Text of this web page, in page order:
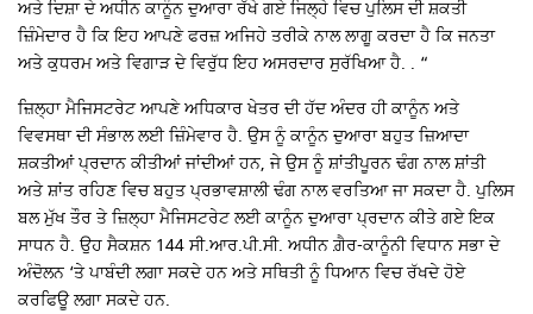
ਅਤੇ ਦਿਸ਼ਾ ਦੇ ਅਧੀਨ ਕਾਨੂੰਨ ਦੁਆਰਾ ਰੱਖੇ ਗਏ ਜਿਲ੍ਹੇ ਵਿਚ ਪੁਲਿਸ ਦੀ ਸ਼ਕਤੀ
ਜ਼ਿੰਮੇਦਾਰ ਹੈ ਕਿ ਇਹ ਆਪਣੇ ਫਰਜ਼ ਅਜਿਹੇ ਤਰੀਕੇ ਨਾਲ ਲਾਗੂ ਕਰਦਾ ਹੈ ਕਿ ਜਨਤਾ
ਅਤੇ ਕੁਧਰਮ ਅਤੇ ਵਿਗਾੜ ਦੇ ਵਿਰੁੱਧ ਇਹ ਅਸਰਦਾਰ ਸੁਰੱਖਿਆ ਹੈ. . “
ਜ਼ਿਲ੍ਹਾ ਮੈਜਿਸਟਰੇਟ ਆਪਣੇ ਅਧਿਕਾਰ ਖੇਤਰ ਦੀ ਹੱਦ ਅੰਦਰ ਹੀ ਕਾਨੂੰਨ ਅਤੇ
ਵਿਵਸਥਾ ਦੀ ਸੰਭਾਲ ਲਈ ਜ਼ਿੰਮੇਵਾਰ ਹੈ. ਉਸ ਨੂੰ ਕਾਨੂੰਨ ਦੁਆਰਾ ਬਹੁਤ ਜ਼ਿਆਦਾ
ਸ਼ਕਤੀਆਂ ਪ੍ਰਦਾਨ ਕੀਤੀਆਂ ਜਾਂਦੀਆਂ ਹਨ, ਜੇ ਉਸ ਨੂੰ ਸ਼ਾਂਤੀਪੂਰਨ ਢੰਗ ਨਾਲ ਸ਼ਾਂਤੀ
ਅਤੇ ਸ਼ਾਂਤ ਰਹਿਣ ਵਿਚ ਬਹੁਤ ਪ੍ਰਭਾਵਸ਼ਾਲੀ ਢੰਗ ਨਾਲ ਵਰਤਿਆ ਜਾ ਸਕਦਾ ਹੈ. ਪੁਲਿਸ
ਬਲ ਮੁੱਖ ਤੌਰ ਤੇ ਜ਼ਿਲ੍ਹਾ ਮੈਜਿਸਟਰੇਟ ਲਈ ਕਾਨੂੰਨ ਦੁਆਰਾ ਪ੍ਰਦਾਨ ਕੀਤੇ ਗਏ ਇਕ
ਸਾਧਨ ਹੈ. ਉਹ ਸੈਕਸ਼ਨ 144 ਸੀ.ਆਰ.ਪੀ.ਸੀ. ਅਧੀਨ ਗ਼ੈਰ-ਕਾਨੂੰਨੀ ਵਿਧਾਨ ਸਭਾ ਦੇ
ਅੰਦੋਲਨ ‘ਤੇ ਪਾਬੰਦੀ ਲਗਾ ਸਕਦੇ ਹਨ ਅਤੇ ਸਥਿਤੀ ਨੂੰ ਧਿਆਨ ਵਿਚ ਰੱਖਦੇ ਹੋਏ
ਕਰਫਿਊ ਲਗਾ ਸਕਦੇ ਹਨ.